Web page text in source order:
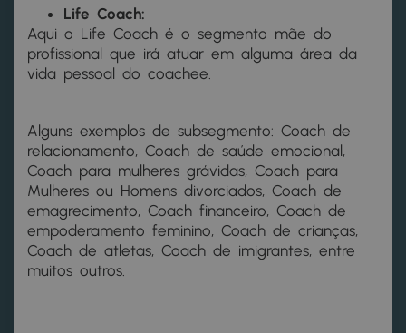
Life Coach:
Aqui o Life Coach é o segmento mãe do
profissional que irá atuar em alguma área da
vida pessoal do coachee.
Alguns exemplos de subsegmento: Coach de
relacionamento, Coach de saúde emocional,
Coach para mulheres grávidas, Coach para
Mulheres ou Homens divorciados, Coach de
emagrecimento, Coach financeiro, Coach de
empoderamento feminino, Coach de crianças,
Coach de atletas, Coach de imigrantes, entre
muitos outros.